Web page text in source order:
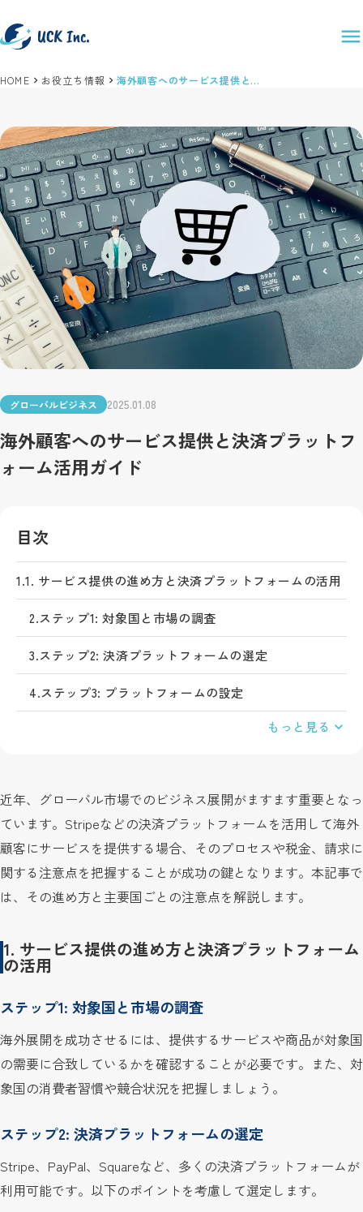
HOME お役立ち情報 海外顧客へのサービス提供と決済プラットフォーム活用ガイド
グローバルビジネス 2025.01.08
海外顧客へのサービス提供と決済プラットフ
ォーム活用ガイド
目次
1.1. サービス提供の進め方と決済プラットフォームの活用
2.ステップ1: 対象国と市場の調査
3.ステップ2: 決済プラットフォームの選定
4.ステップ3: プラットフォームの設定
もっと見る
近年、グローバル市場でのビジネス展開がますます重要となっ
ています。Stripeなどの決済プラットフォームを活用して海外
顧客にサービスを提供する場合、そのプロセスや税金、請求に
関する注意点を把握することが成功の鍵となります。本記事で
は、その進め方と主要国ごとの注意点を解説します。
1. サービス提供の進め方と決済プラットフォーム
の活用
ステップ1: 対象国と市場の調査
海外展開を成功させるには、提供するサービスや商品が対象国
の需要に合致しているかを確認することが必要です。また、対
象国の消費者習慣や競合状況を把握しましょう。
ステップ2: 決済プラットフォームの選定
Stripe、PayPal、Squareなど、多くの決済プラットフォームが
利用可能です。以下のポイントを考慮して選定します。